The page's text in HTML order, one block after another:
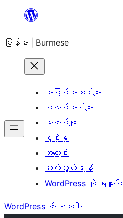
အကြောင်းအရာ
ကျော်သွား
မြန်မာ | Burmese
အပြင်အဆင်များ
ပလပ်အင်များ
သတင်းများ
ပံ့ပိုးမှု
အကြောင်း
ဆက်သွယ်ရန်
WordPress ကို ရယူပါ
WordPress ကို ရယူပါ